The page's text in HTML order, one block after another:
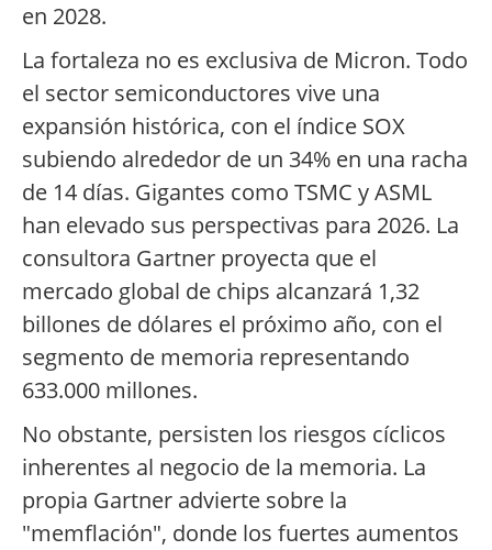
en 2028.
La fortaleza no es exclusiva de Micron. Todo
el sector semiconductores vive una
expansión histórica, con el índice SOX
subiendo alrededor de un 34% en una racha
de 14 días. Gigantes como TSMC y ASML
han elevado sus perspectivas para 2026. La
consultora Gartner proyecta que el
mercado global de chips alcanzará 1,32
billones de dólares el próximo año, con el
segmento de memoria representando
633.000 millones.
No obstante, persisten los riesgos cíclicos
inherentes al negocio de la memoria. La
propia Gartner advierte sobre la
"memflación", donde los fuertes aumentos